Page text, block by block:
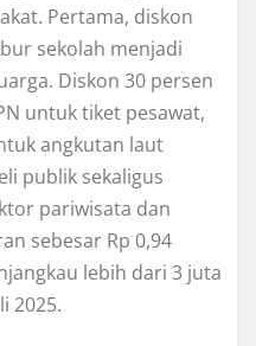
Pertama, diskon
sekolah menjadi
Diskon 30 persen
untuk tiket pesawat,
angkutan laut
publik sekaligus
pariwisata dan
sebesar Rp 0,94
lebih dari 3 juta
2025.